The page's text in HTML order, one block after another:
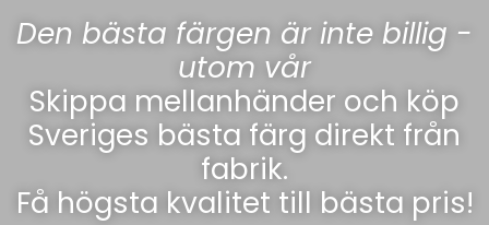
Den bästa färgen är inte billig -
utom vår
Skippa mellanhänder och köp
Sveriges bästa färg direkt från
fabrik.
Få högsta kvalitet till bästa pris!